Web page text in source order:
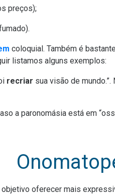
preços);
coloquial. Também é
listamos alguns exemplos:
recriar sua visão de
a paronomásia está em
oferecer mais